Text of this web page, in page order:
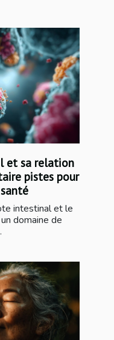
et sa relation
pistes pour
intestinal et le
domaine de